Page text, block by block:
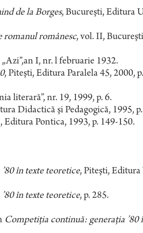
de la Borges, Bucureşti, Editura
romanul românesc, vol. II,
I, nr. l februarie 1932.
, Piteşti, Editura Paralela 45, 2000,
literară”, nr. 19, 1999, p. 6.
Didactică şi Pedagogică, 1995,
Editura Pontica, 1993, p. 149-150.
în texte teoretice, Piteşti, Editura
în texte teoretice, p. 285.
Competiţia continuă: generaţia ’80